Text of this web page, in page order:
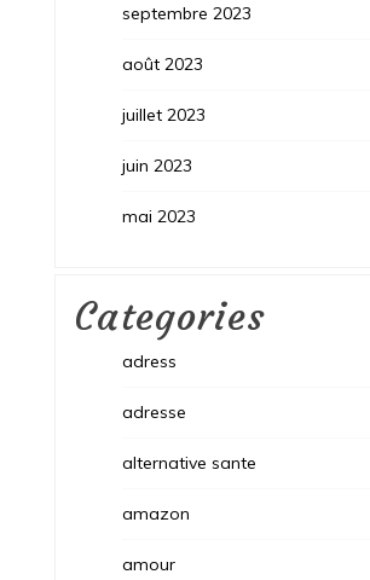
septembre 2023
août 2023
juillet 2023
juin 2023
mai 2023
Categories
adress
adresse
alternative sante
amazon
amour